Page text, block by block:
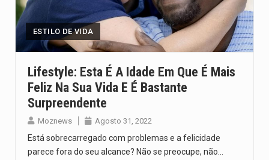
ESTILO DE VIDA
Lifestyle: Esta É A Idade Em Que É Mais
Feliz Na Sua Vida E É Bastante
Surpreendente
Moznews Agosto 31, 2022
Está sobrecarregado com problemas e a felicidade
parece fora do seu alcance? Não se preocupe, não…